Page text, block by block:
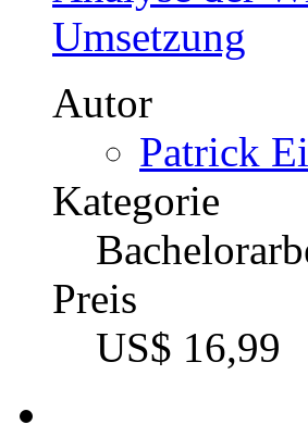
Umsetzung
Autor
Patrick
Kategorie
Preis
US$ 16,99